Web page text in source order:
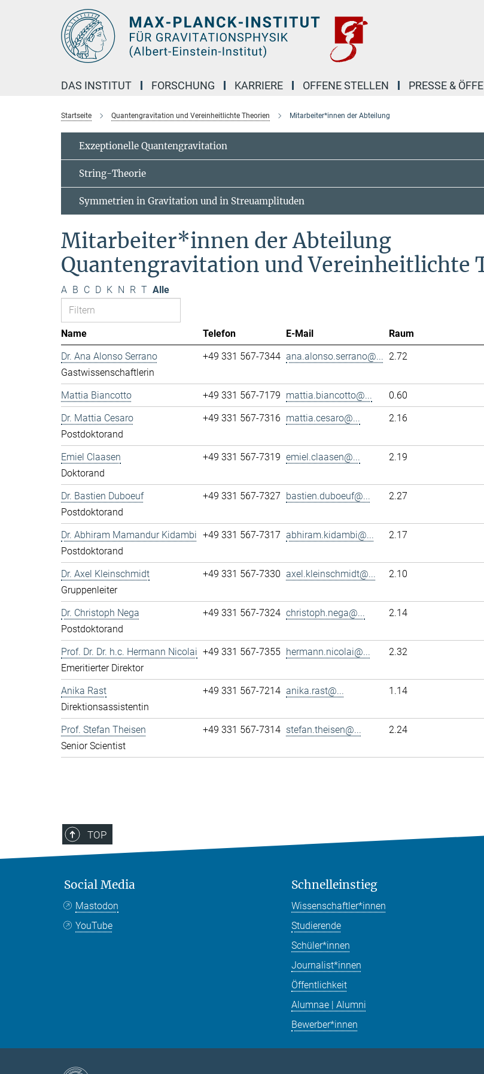
DAS INSTITUT FORSCHUNG KARRIERE OFFENE STELLEN PRESSE &
Startseite Quantengravitation und Vereinheitlichte Theorien Mitarbeiter*innen der Abteilung
Exzeptionelle Quantengravitation
String-Theorie
Symmetrien in Gravitation und in Streuamplituden
Mitarbeiter*innen der Abteilung
Quantengravitation und Vereinheitlichte
A B C D K N R T Alle
Name Telefon E-Mail
Raum
Dr. Ana Alonso Serrano
Gastwissenschaftlerin
+49 331 567-7344 ana.alonso.serrano@... 2.72
Mattia Biancotto +49 331 567-7179 mattia.biancotto@...
0.60
Dr. Mattia Cesaro
Postdoktorand
+49 331 567-7316 mattia.cesaro@... 2.16
Emiel Claasen
Doktorand
+49 331 567-7319 emiel.claasen@... 2.19
Dr. Bastien Duboeuf
Postdoktorand
+49 331 567-7327 bastien.duboeuf@... 2.27
Dr. Abhiram Mamandur Kidambi
Postdoktorand
+49 331 567-7317 abhiram.kidambi@... 2.17
Dr. Axel Kleinschmidt
Gruppenleiter
+49 331 567-7330 axel.kleinschmidt@... 2.10
Dr. Christoph Nega
Postdoktorand
+49 331 567-7324 christoph.nega@... 2.14
Prof. Dr. Dr. h.c. Hermann Nicolai
Emeritierter Direktor
+49 331 567-7355 hermann.nicolai@... 2.32
Anika Rast
Direktionsassistentin
+49 331 567-7214 anika.rast@... 1.14
Prof. Stefan Theisen
Senior Scientist
+49 331 567-7314 stefan.theisen@... 2.24
TOP
Social Media
Mastodon
YouTube
Schnelleinstieg
Wissenschaftler*innen
Studierende
Schüler*innen
Journalist*innen
Öffentlichkeit
Alumnae | Alumni
Bewerber*innen